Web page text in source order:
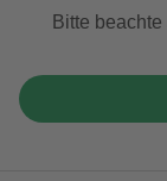
Bitte